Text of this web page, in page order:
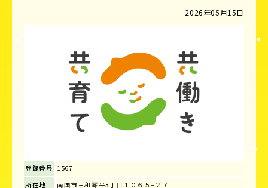
2026年05月15日
登録番号 1567
所在地
南国市三和琴平3丁目１０６５−２７